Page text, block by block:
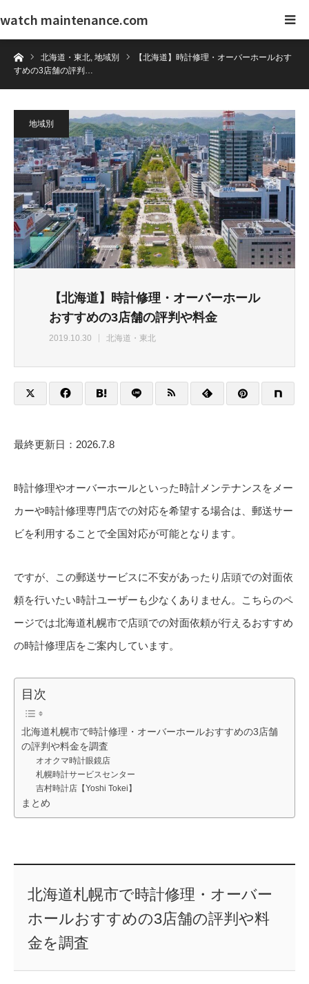
watch maintenance.com
ホーム北海道・東北, 地域別
【北海道】時計修理・オーバーホールおす
すめの3店舗の評判…
地域別
【北海道】時計修理・オーバーホール
おすすめの3店舗の評判や料金
2019.10.30 北海道・東北
最終更新日：2026.7.8
時計修理やオーバーホールといった時計メンテナンスをメー
カーや時計修理専門店での対応を希望する場合は、郵送サー
ビを利用することで全国対応が可能となります。
ですが、この郵送サービスに不安があったり店頭での対面依
頼を行いたい時計ユーザーも少なくありません。こちらのペ
ージでは北海道札幌市で店頭での対面依頼が行えるおすすめ
の時計修理店をご案内しています。
目次
北海道札幌市で時計修理・オーバーホールおすすめの3店舗
の評判や料金を調査
オオクマ時計眼鏡店
札幌時計サービスセンター
吉村時計店【Yoshi Tokei】
まとめ
北海道札幌市で時計修理・オーバー
ホールおすすめの3店舗の評判や料
金を調査